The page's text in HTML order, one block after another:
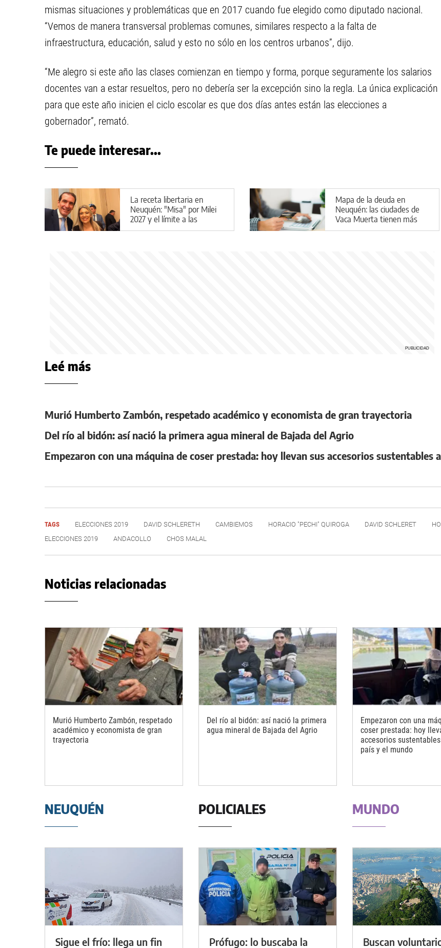
mismas situaciones y problemáticas que en 2017 cuando fue elegido como diputado nacional.
“Vemos de manera transversal problemas comunes, similares respecto a la falta de
infraestructura, educación, salud y esto no sólo en los centros urbanos”, dijo.
“Me alegro si este año las clases comienzan en tiempo y forma, porque seguramente los salarios
docentes van a estar resueltos, pero no debería ser la excepción sino la regla. La única explicación
para que este año inicien el ciclo escolar es que dos días antes están las elecciones a
gobernador”, remató.
Te puede interesar...
La receta libertaria en
Neuquén: "Misa" por Milei
2027 y el límite a las
candidaturas locales
Mapa de la deuda en
Neuquén: las ciudades de
Vaca Muerta tienen más
deudores en mora
Leé más
Murió Humberto Zambón, respetado académico y economista de gran trayectoria
Del río al bidón: así nació la primera agua mineral de Bajada del Agrio
Empezaron con una máquina de coser prestada: hoy llevan sus accesorios sustentables
TAGS ELECCIONES 2019 DAVID SCHLERETH CAMBIEMOS HORACIO "PECHI" QUIROGA DAVID SCHLERET
ELECCIONES 2019
ANDACOLLO CHOS MALAL
Noticias relacionadas
Murió Humberto Zambón, respetado
académico y economista de gran
trayectoria
Del río al bidón: así nació la primera
agua mineral de Bajada del Agrio
Empezaron con una
coser prestada: hoy
accesorios
país y el mundo
NEUQUÉN
Sigue el frío: llega un fin
POLICIALES
Prófugo: lo buscaba la
MUNDO
Buscan